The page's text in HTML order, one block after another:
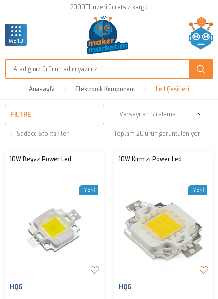
2000TL üzeri ücretsiz kargo
MENÜ
0
Anasayfa Elektronik Komponent Led Çeşitleri
FILTRE
Sadece Stoktakiler Toplam 20 ürün görüntüleniyor.
10W Beyaz Power Led
YENI
HQG
10W Kırmızı Power Led
YENI
HQG